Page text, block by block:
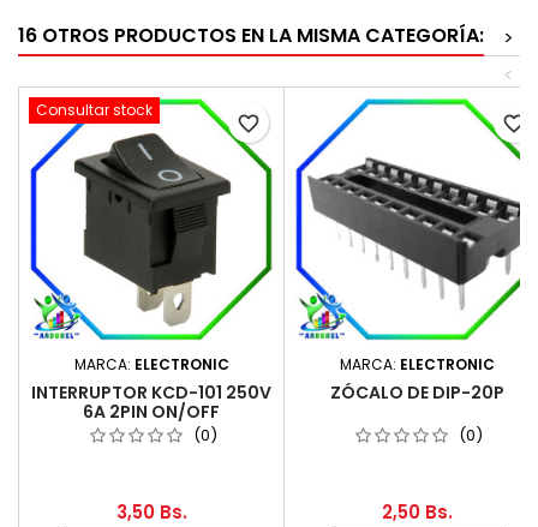
16 OTROS PRODUCTOS EN LA MISMA CATEGORÍA:
>
<
Consultar stock
MARCA: ELECTRONIC
INTERRUPTOR KCD-101 250V
6A 2PIN ON/OFF
(0)
3,50 Bs.
favorite_border
MARCA: ELECTRONIC
ZÓCALO DE DIP-20P
(0)
2,50 Bs.
favorite_border